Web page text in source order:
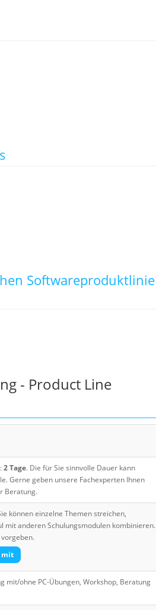
Softwareproduktlinie
- Product Line
2 Tage. Die für Sie sinnvolle Dauer kann
Gerne geben unsere Fachexperten Ihnen
Beratung.
können einzelne Themen streichen,
mit anderen Schulungsmodulen kombinieren.
mit
mit/ohne PC-Übungen, Workshop, Beratung